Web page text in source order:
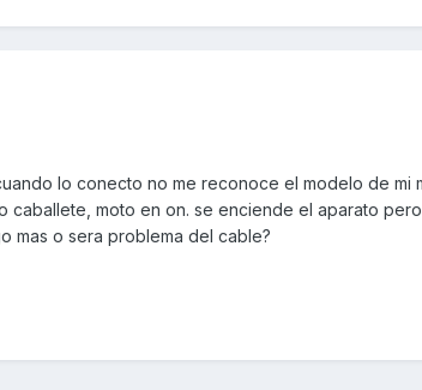
lo conecto no me reconoce el modelo de mi
caballete, moto en on. se enciende el aparato
mas o sera problema del cable?